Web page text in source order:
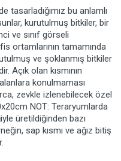
bu anlamlı
kurutulmuş bitkiler, bir
ve sınıf görseli
ortamlarının tamamında
ve şoklanmış bitkiler
Açık olan kısmının
konulmaması
zevkle izlenebilecek özel
NOT: Teraryumlarda
üretildiğinden bazı
sap kısmı ve ağız bitiş